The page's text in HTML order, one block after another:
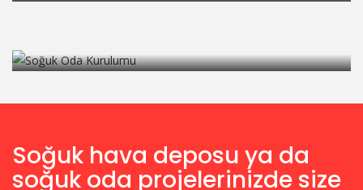
Soğuk hava deposu ya da
soğuk oda projelerinizde size